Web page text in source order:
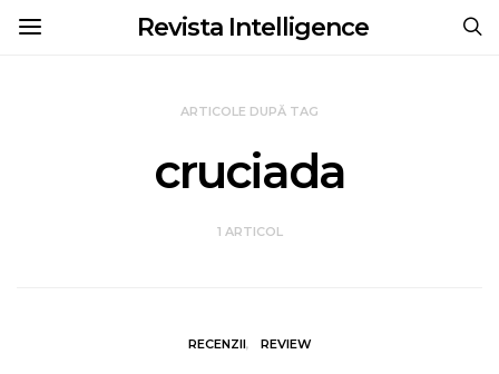
Revista Intelligence
ARTICOLE DUPĂ TAG
cruciada
1 ARTICOL
RECENZII REVIEW